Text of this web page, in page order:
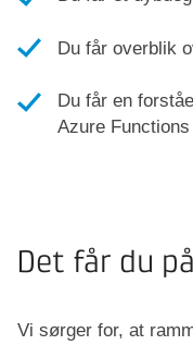
Du får overblik
Du får en
Azure Functions
Det får du
Vi sørger for, at